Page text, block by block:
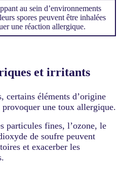
au sein d’environnements
spores peuvent être inhalées
une réaction allergique.
et irritants
certains éléments d’origine
une toux allergique.
particules fines, l’ozone, le
de soufre peuvent
et exacerber les